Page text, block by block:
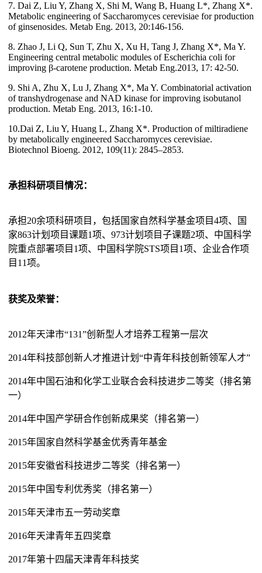
7. Dai Z, Liu Y, Zhang X, Shi M, Wang B, Huang L*, Zhang X*.
Metabolic engineering of Saccharomyces cerevisiae for production
of ginsenosides. Metab Eng. 2013, 20:146-156.
8. Zhao J, Li Q, Sun T, Zhu X, Xu H, Tang J, Zhang X*, Ma Y.
Engineering central metabolic modules of Escherichia coli for
improving β-carotene production. Metab Eng.2013, 17: 42-50.
9. Shi A, Zhu X, Lu J, Zhang X*, Ma Y. Combinatorial activation
of transhydrogenase and NAD kinase for improving isobutanol
production. Metab Eng. 2013, 16:1-10.
10.Dai Z, Liu Y, Huang L, Zhang X*. Production of miltiradiene
by metabolically engineered Saccharomyces cerevisiae.
Biotechnol Bioeng. 2012, 109(11): 2845–2853.
承担科研项目情况：
承担20余项科研项目，包括国家自然科学基金项目4项、国
家863计划项目课题1项、973计划项目子课题2项、中国科学
院重点部署项目1项、中国科学院STS项目1项、企业合作项
目11项。
获奖及荣誉：
2012年天津市“131”创新型人才培养工程第一层次
2014年科技部创新人才推进计划“中青年科技创新领军人才”
2014年中国石油和化学工业联合会科技进步二等奖（排名第
一）
2014年中国产学研合作创新成果奖（排名第一）
2015年国家自然科学基金优秀青年基金
2015年安徽省科技进步二等奖（排名第一）
2015年中国专利优秀奖（排名第一）
2015年天津市五一劳动奖章
2016年天津青年五四奖章
2017年第十四届天津青年科技奖